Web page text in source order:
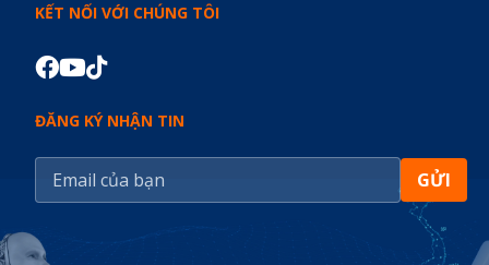
KẾT NỐI VỚI CHÚNG TÔI
ĐĂNG KÝ NHẬN TIN
GỬI